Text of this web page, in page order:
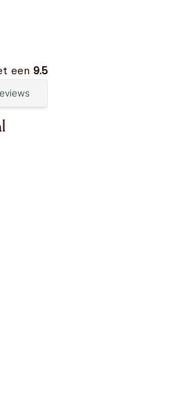
een 9.5